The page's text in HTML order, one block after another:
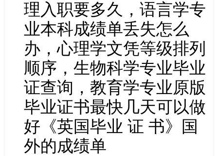
理入职要多久，语言学专
业本科成绩单丢失怎么
办，心理学文凭等级排列
顺序，生物科学专业毕业
证查询，教育学专业原版
毕业证书最快几天可以做
好《英国毕业 证 书》国
外的成绩单